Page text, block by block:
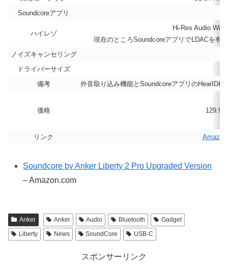
Soundcoreアプリ
ハイレゾ
Hi-Res Audio
現在のところSoundcoreアプリでLDACを有
ノイズキャンセリング
ドライバーサイズ
備考
外音取り込み機能とSoundcoreアプリのHearID
価格 129.99
リンク
Soundcore by Anker Liberty 2 Pro Upgraded Version
– Amazon.com
Anker Anker Audio Bluetooth
Gadget
Liberty
News SoundCore USB-C
スポンサーリンク